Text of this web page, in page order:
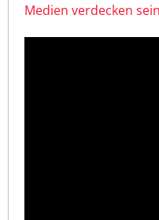
Medien verdecken